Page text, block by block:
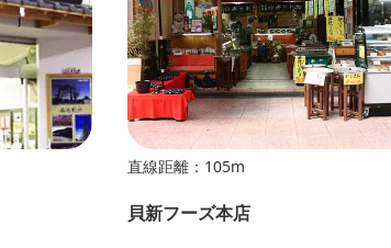
直線距離：105m
貝新フーズ本店